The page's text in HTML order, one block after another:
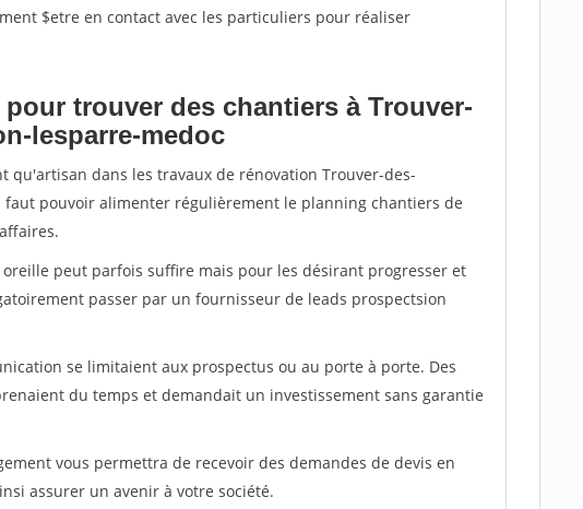
$etre en contact avec les particuliers pour réaliser
trouver des chantiers à Trouver-
lesparre-medoc
qu'artisan dans les travaux de rénovation Trouver-des-
pouvoir alimenter régulièrement le planning chantiers de
peut parfois suffire mais pour les désirant progresser et
passer par un fournisseur de leads prospectsion
se limitaient aux prospectus ou au porte à porte. Des
du temps et demandait un investissement sans garantie
vous permettra de recevoir des demandes de devis en
assurer un avenir à votre société.